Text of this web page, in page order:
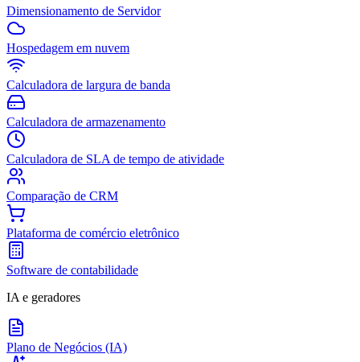
Dimensionamento de Servidor
Hospedagem em nuvem
Calculadora de largura de banda
Calculadora de armazenamento
Calculadora de SLA de tempo de atividade
Comparação de CRM
Plataforma de comércio eletrônico
Software de contabilidade
IA e geradores
Plano de Negócios (IA)